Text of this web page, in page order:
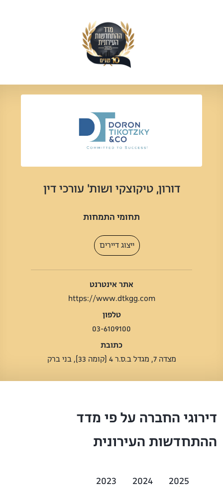
דורון, טיקוצקי ושות' עורכי דין
תחומי התמחות
ייצוג דיירים
אתר אינטרנט
https://www.dtkgg.com
טלפון
03-6109100
כתובת
מצדה 7, מגדל ב.ס.ר 4 (קומה 33), בני ברק
דירוגי החברה על פי מדד
ההתחדשות העירונית
2025
2024
2023